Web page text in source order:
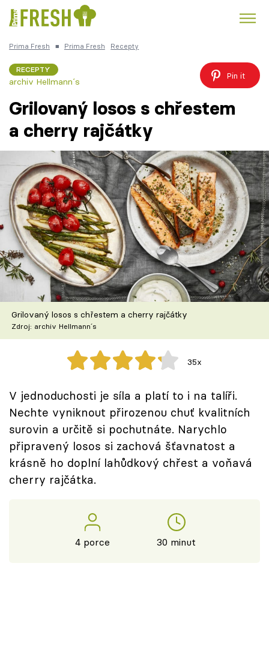
Česká kuchyně
Témata
Recepty
Články
TV Program
Škola vaření
Recepty z TV
Speciál: Cuketa
Těhotnej kuchař
Sledujte prima+
Přihlášení
Sledujte nás
Prima Fresh ■ Prima Fresh Recepty
RECEPTY
archiv Hellmann´s
Pin it
Grilovaný losos s chřestem
a cherry rajčátky
Grilovaný losos s chřestem a cherry rajčátky
Zdroj: archiv Hellmann´s
35x
V jednoduchosti je síla a platí to i na talíři.
Nechte vyniknout přirozenou chuť kvalitních
surovin a určitě si pochutnáte. Narychlo
připravený losos si zachová šťavnatost a
krásně ho doplní lahůdkový chřest a voňavá
cherry rajčátka.
4 porce 30 minut